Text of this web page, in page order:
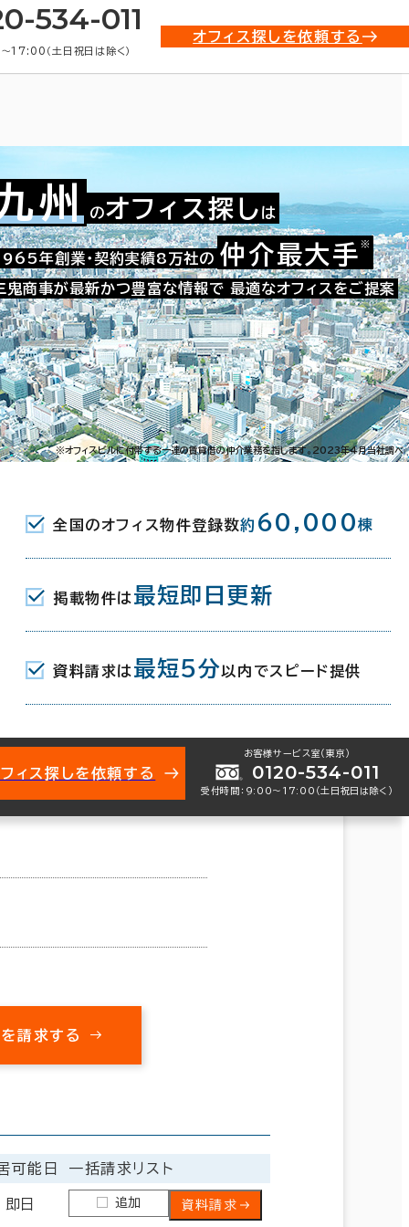
534-011
17:00（土日祝日は除く）
オフィス探しを依頼する
お問い合わせ番号：010-41460
久米2-2-20
( ゆいレール ) 北口 6分
請求する
可能日 一括請求リスト
即日 追加 資料請求
州 のオフィス探し は
年創業・契約実績8万社の 仲介最大手 ※
鬼商事が最新かつ豊富な情報で 最適なオフィスをご提案
※オフィスビルに付帯する一連の賃貸借の仲介業務を指します。2023年4月当社調べ
全国のオフィス物件登録数約 60,000棟
掲載物件は 最短即日更新
資料請求は 最短5分 以内でスピード提供
ィス探しを依頼する
お客様サービス室（東京）
0120-534-011
受付時間：9:00〜17:00（土日祝日は除く）